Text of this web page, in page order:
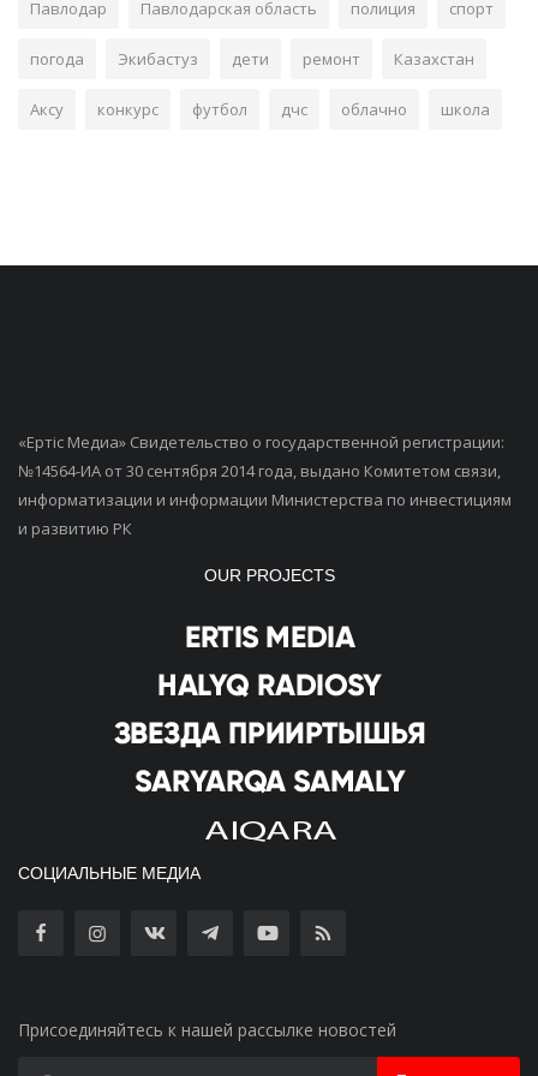
Павлодар Павлодарская область полиция спорт
погода Экибастуз дети ремонт Казахстан
Аксу конкурс футбол дчс облачно школа
«Ертiс Медиа» Свидетельство о государственной регистрации:
№14564-ИА от 30 сентября 2014 года, выдано Комитетом связи,
информатизации и информации Министерства по инвестициям
и развитию РК
OUR PROJECTS
СОЦИАЛЬНЫЕ МЕДИА
Присоединяйтесь к нашей рассылке новостей